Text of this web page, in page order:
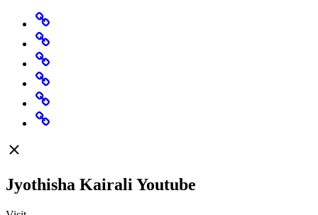
Home
Predictions
Specials
Rashi
Change
Believe
Featured
Jyothisha Kairali Youtube